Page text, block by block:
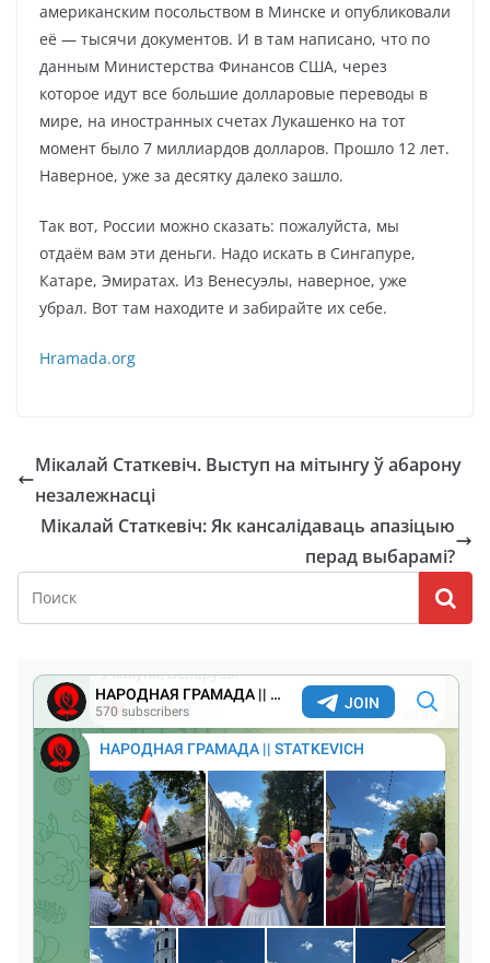
американским посольством в Минске и опубликовали
её — тысячи документов. И в там написано, что по
данным Министерства Финансов США, через
которое идут все большие долларовые переводы в
мире, на иностранных счетах Лукашенко на тот
момент было 7 миллиардов долларов. Прошло 12 лет.
Наверное, уже за десятку далеко зашло.
Так вот, России можно сказать: пожалуйста, мы
отдаём вам эти деньги. Надо искать в Сингапуре,
Катаре, Эмиратах. Из Венесуэлы, наверное, уже
убрал. Вот там находите и забирайте их себе.
Hramada.org
Мікалай Статкевіч. Выступ на мітынгу ў абарону
незалежнасці
Мікалай Статкевіч: Як кансалідаваць апазіцыю
перад выбарамі?